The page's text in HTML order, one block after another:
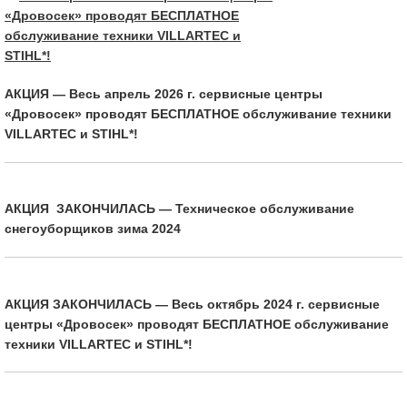
АКЦИЯ — Весь апрель 2026 г. сервисные центры
«Дровосек» проводят БЕСПЛАТНОЕ обслуживание техники
VILLARTEC и STIHL*!
АКЦИЯ ЗАКОНЧИЛАСЬ — Техническое обслуживание
снегоуборщиков зима 2024
АКЦИЯ ЗАКОНЧИЛАСЬ — Весь октябрь 2024 г. сервисные
центры «Дровосек» проводят БЕСПЛАТНОЕ обслуживание
техники VILLARTEC и STIHL*!